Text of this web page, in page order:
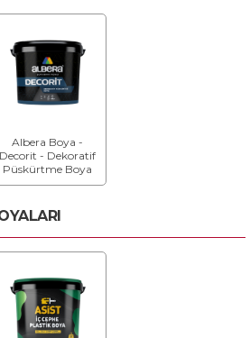
Albera Boya -
Decorit - Dekoratif
Püskürtme Boya